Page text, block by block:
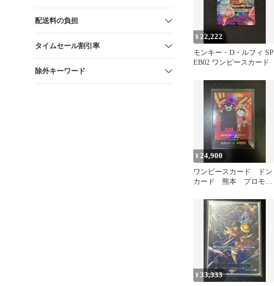
配送料の負担
タイムセール割引率
除外キーワード
¥ 22,222
モンキー・D・ルフィ SP
EB02 ワンピースカード
¥ 24,900
ワンピースカード ドン
カード 熊本 プロモ
¥33,333